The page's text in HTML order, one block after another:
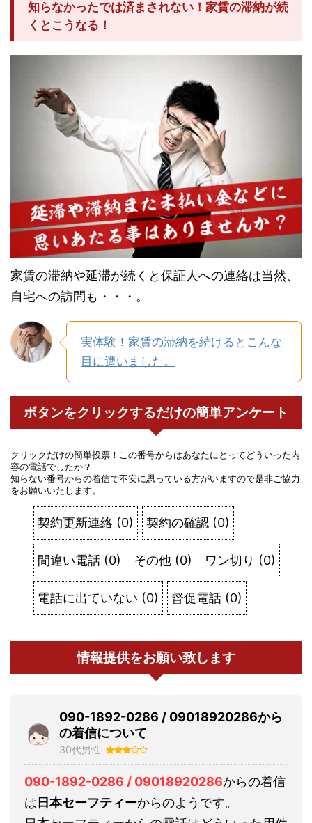
知らなかったでは済まされない！家賃の滞納が続
くとこうなる！
家賃の滞納や延滞が続くと保証人への連絡は当然、
自宅への訪問も・・・。
実体験！家賃の滞納を続けるとこんな
目に遭いました。
ボタンをクリックするだけの簡単アンケート
クリックだけの簡単投票！この番号からはあなたにとってどういった内
容の電話でしたか？
知らない番号からの着信で不安に思っている方がいますので是非ご協力
をお願いいたします。
契約更新連絡 (0) 契約の確認 (0)
間違い電話 (0) その他 (0) ワン切り (0)
電話に出ていない (0) 督促電話 (0)
情報提供をお願い致します
090-1892-0286 / 09018920286から
の着信について
30代男性
090-1892-0286 / 09018920286からの着信
は 日本セーフティーからのようです。